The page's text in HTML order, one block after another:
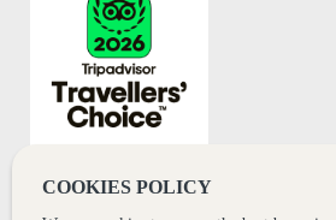
COOKIES POLICY